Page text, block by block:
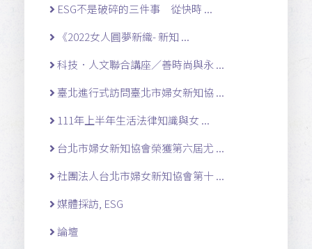
ESG不是破碎的三件事 從快時 ...
《2022女人圓夢新織- 新知 ...
科技．人文聯合講座／善時尚與永 ...
臺北進行式訪問臺北市婦女新知協 ...
111年上半年生活法律知識與女 ...
台北市婦女新知協會榮獲第六屆尤 ...
社團法人台北市婦女新知協會第十 ...
媒體採訪, ESG
論壇